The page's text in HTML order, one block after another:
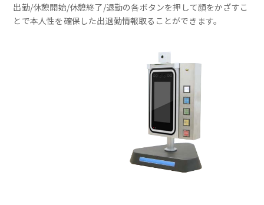
出勤/休憩開始/休憩終了/退勤の各ボタンを押して顔をかざすこ
とで本人性を確保した出退勤情報取ることができます。